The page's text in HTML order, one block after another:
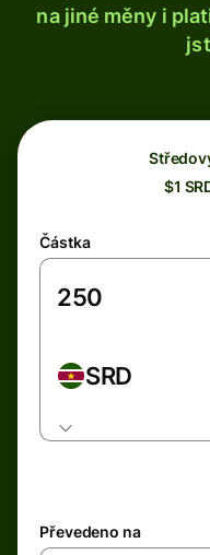
na jiné měny i
$1
Částka
SRD
Převedeno na